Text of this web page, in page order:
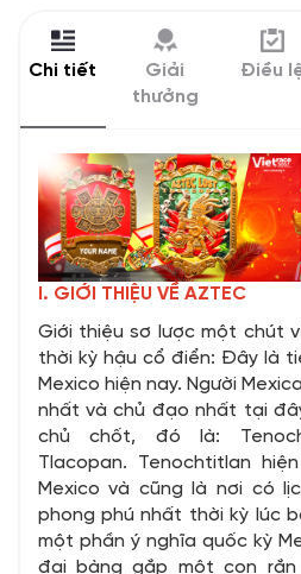
Chi tiết
Giải
thưởng
Điều
I. GIỚI THIỆU VỀ AZTEC
Giới thiệu sơ lược một chút
thời kỳ hậu cổ điển: Đây là
Mexico hiện nay. Người
nhất và chủ đạo nhất tại
chủ chốt, đó là:
Tlacopan. Tenochtitlan
Mexico và cũng là nơi có
phong phú nhất thời kỳ lúc
một phần ý nghĩa quốc kỳ
đại bàng gắp một con